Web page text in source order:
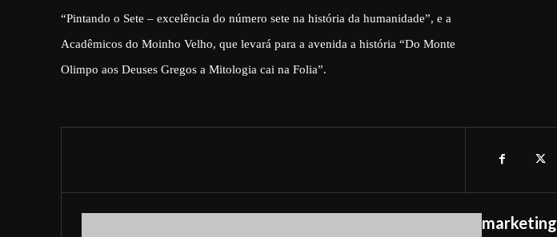
“Pintando o Sete – excelência do número sete na história da humanidade”, e a
Acadêmicos do Moinho Velho, que levará para a avenida a história “Do Monte
Olimpo aos Deuses Gregos a Mitologia cai na Folia”.
marketing